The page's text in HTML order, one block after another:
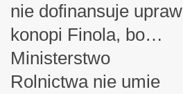
nie dofinansuje upraw
konopi Finola, bo…
Ministerstwo
Rolnictwa nie umie